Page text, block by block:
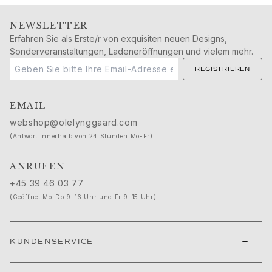
Nature
Forever Love
Love rings
The Ring
Gold
Weißgold
Roségold
Leder
Weißgoldringe für Männer
Goldhalsketten für Männer
Build & Combine
NEWSLETTER
Erfahren Sie als Erste/r von exquisiten neuen Designs,
Sonderveranstaltungen, Ladeneröffnungen und vielem mehr.
REGISTRIEREN
EMAIL
webshop@olelynggaard.com
(Antwort innerhalb von 24 Stunden Mo-Fr)
ANRUFEN
+45 39 46 03 77
(Geöffnet Mo-Do 9-16 Uhr und Fr 9-15 Uhr)
KUNDENSERVICE +